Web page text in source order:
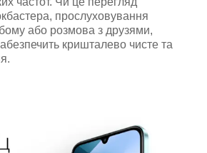
прослуховування
або розмова з друзями,
кришталево чисте та